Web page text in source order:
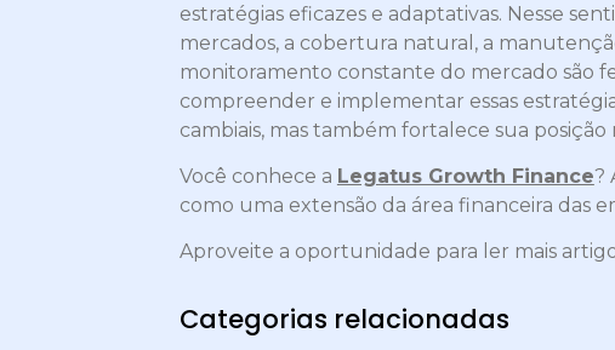
estratégias eficazes e adaptativas. Nesse
mercados, a cobertura natural, a
monitoramento constante do mercado são
compreender e implementar essas
cambiais, mas também fortalece sua
Você conhece a Legatus Growth Finance?
como uma extensão da área financeira das
Aproveite a oportunidade para ler mais
Categorias relacionadas